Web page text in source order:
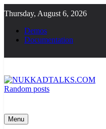
to
content
Thursday, August 6, 2026
Demos
Documentation
Random posts
Menu